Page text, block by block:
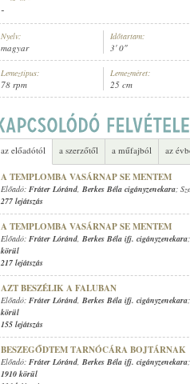
FRÁTER LÓRÁND BERKES BÉLA IFJ.
-
Nyelv:
magyar
Időtartam:
3' 0"
Lemeztípus:
78 rpm
Lemezméret:
25 cm
az előadótól a szerzőtől a műfajból az
A TEMPLOMBA VASÁRNAP SE MENTEM
Előadó: Fráter Lóránd, Berkes Béla cigányzenekara;
277 lejátszás
A TEMPLOMBA VASÁRNAP SE MENTEM
Előadó: Fráter Lóránd, Berkes Béla ifj. cigányzenekara
körül
217 lejátszás
AZT BESZÉLIK A FALUBAN
Előadó: Fráter Lóránd, Berkes Béla ifj. cigányzenekara
körül
155 lejátszás
BESZEGŐDTEM TARNÓCÁRA BOJTÁRNAK
Előadó: Fráter Lóránd, Berkes Béla ifj. cigányzenekara
1910 körül